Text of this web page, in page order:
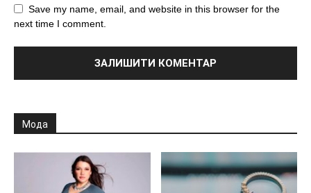
Save my name, email, and website in this browser for the
next time I comment.
Мода